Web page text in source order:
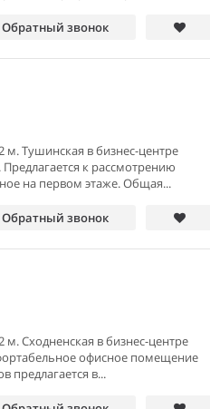
Обратный звонок
Тушинская в бизнес-центре
к рассмотрению
на первом этаже. Общая...
Обратный звонок
Сходненская в бизнес-центре
офисное помещение
предлагается в...